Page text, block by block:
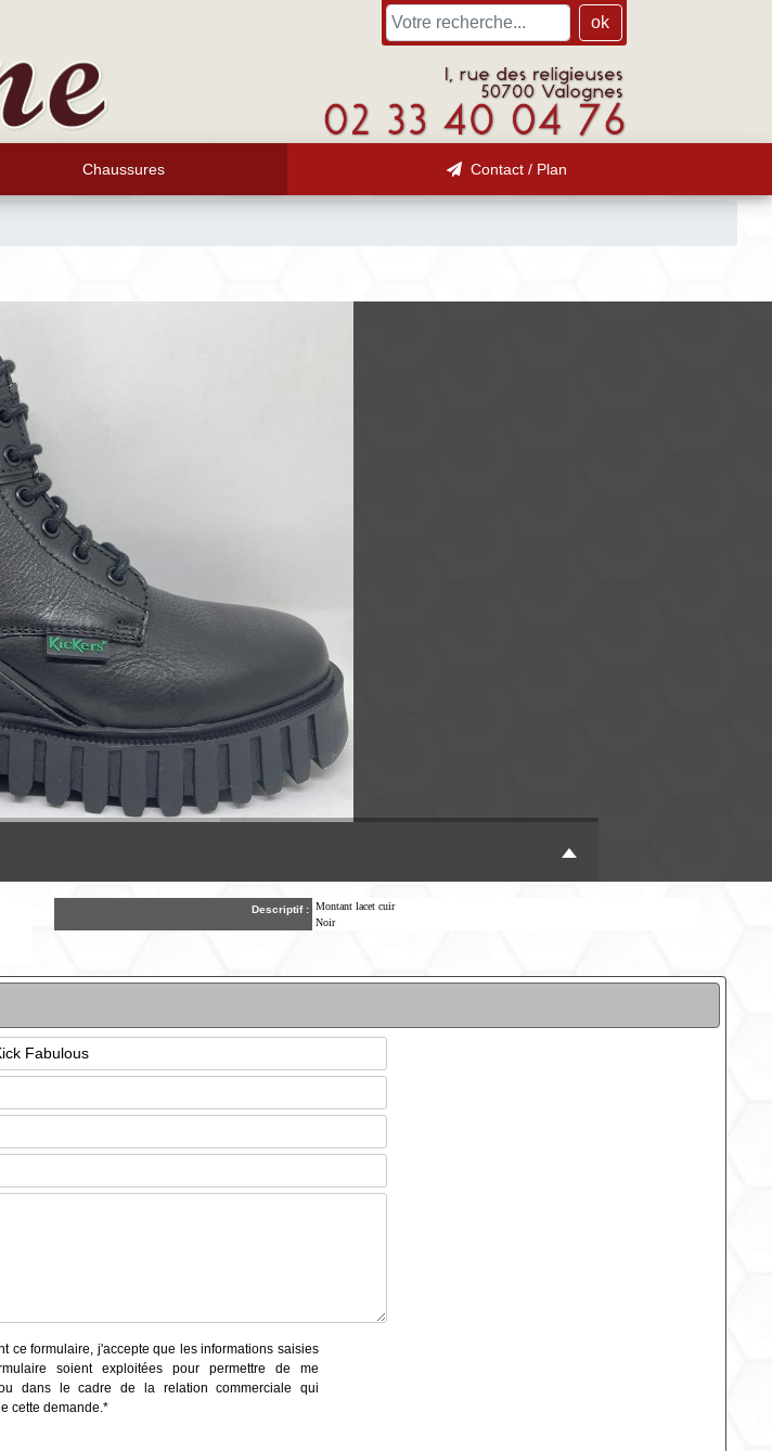
Chaussures Contact / Plan
ok
Descriptif : Montant lacet cuir
Noir
ce formulaire, j'accepte que les informations saisies
soient exploitées pour permettre de me
dans le cadre de la relation commerciale qui
cette demande.*